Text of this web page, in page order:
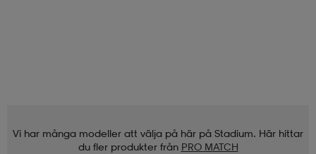
Vi har många modeller att välja på här på Stadium. Här hittar
du fler produkter från PRO MATCH